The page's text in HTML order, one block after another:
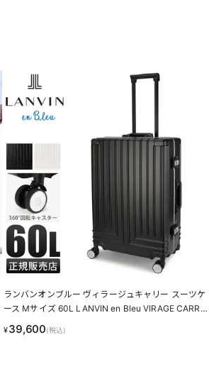
ランバンオンブルー ヴィラージュキャリー スーツケ
ース Mサイズ 60L LANVIN en Bleu VIRAGE CARRY
595317 LINECPN
¥39,600(税込)